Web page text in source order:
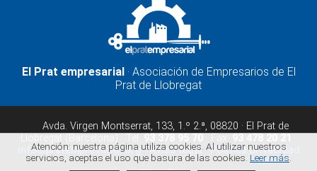
El Prat empresarial · Asociación de Empresarios de El
Prat de Llobregat
Avda. Virgen Montserrat, 133, 1.º 2.ª, 08820 · El Prat de
infoelpratempresarial.org ·Aviso legal·Política privacidad
Atención: nuestra página utiliza cookies. Al utilizar nuestros
servicios, aceptas el uso que basura de las cookies. Leer más